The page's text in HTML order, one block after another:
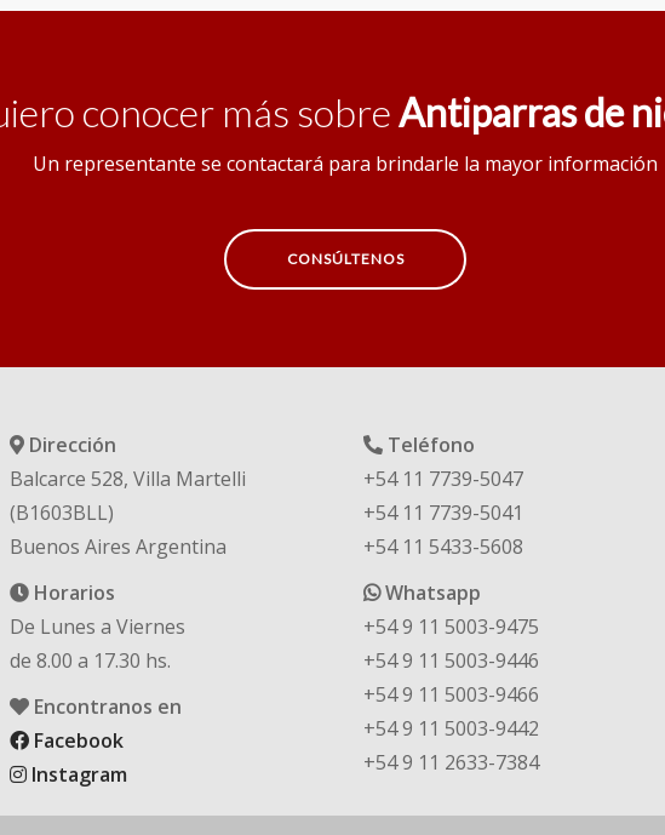
conocer más sobreAntiparras de
Un representante se contactará para brindarle la mayor información
CONSÚLTENOS
Dirección
Balcarce 528, Villa Martelli
(B1603BLL)
Buenos Aires Argentina
Horarios
De Lunes a Viernes
de 8.00 a 17.30 hs.
Encontranos en
Facebook
Instagram
Teléfono
+54 11 7739-5047
+54 11 7739-5041
+54 11 5433-5608
Whatsapp
+54 9 11 5003-9475
+54 9 11 5003-9446
+54 9 11 5003-9466
+54 9 11 5003-9442
+54 9 11 2633-7384